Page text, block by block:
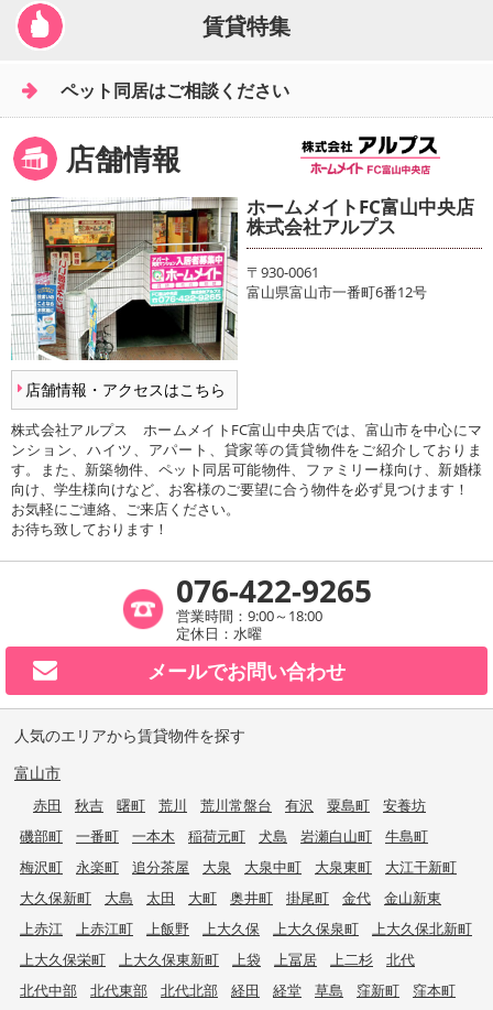
賃貸特集
ペット同居はご相談ください
店舗情報
店舗情報・アクセスはこちら
ホームメイトFC富山中央店
株式会社アルプス
〒930-0061
富山県富山市一番町6番12号
株式会社アルプス ホームメイトFC富山中央店では、富山市を中心にマ
ンション、ハイツ、アパート、貸家等の賃貸物件をご紹介しておりま
す。また、新築物件、ペット同居可能物件、ファミリー様向け、新婚様
向け、学生様向けなど、お客様のご要望に合う物件を必ず見つけます！
お気軽にご連絡、ご来店ください。
お待ち致しております！
076-422-9265
営業時間：9:00～18:00
定休日：水曜
メールでお問い合わせ
人気のエリアから賃貸物件を探す
富山市
赤田 秋吉 曙町 荒川 荒川常盤台 有沢 粟島町
安養坊
磯部町
一番町 一本木 稲荷元町 犬島 岩瀬白山町
牛島町
梅沢町
永楽町 追分茶屋 大泉 大泉中町 大泉東町
大江干新町
大久保新町
大島 太田 大町 奥井町 掛尾町 金代
金山新東
上赤江
上赤江町 上飯野 上大久保 上大久保泉町
上大久保北新町
上大久保栄町
上大久保東新町 上袋 上冨居 上二杉
北代
北代中部
北代東部 北代北部 経田 経堂 草島 窪新町
窪本町